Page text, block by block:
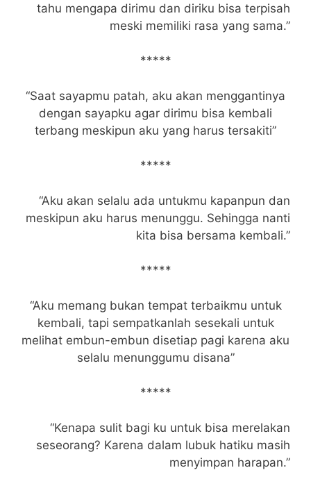
tahu mengapa dirimu dan diriku bisa terpisah
meski memiliki rasa yang sama.”
*****
“Saat sayapmu patah, aku akan menggantinya
dengan sayapku agar dirimu bisa kembali
terbang meskipun aku yang harus tersakiti”
*****
“Aku akan selalu ada untukmu kapanpun dan
meskipun aku harus menunggu. Sehingga nanti
kita bisa bersama kembali.”
*****
“Aku memang bukan tempat terbaikmu untuk
kembali, tapi sempatkanlah sesekali untuk
melihat embun-embun disetiap pagi karena aku
selalu menunggumu disana”
*****
“Kenapa sulit bagi ku untuk bisa merelakan
seseorang? Karena dalam lubuk hatiku masih
menyimpan harapan.”